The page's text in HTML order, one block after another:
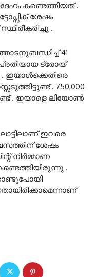
കണ്ടെത്തിയത് .
ശേഷം
.
41
ട്രോയ്
ഇയാള്‍ക്കെതിരെ
. 750,000
. ഇയാളെ ലിയോണ്‍
ലോട്ടിലാണ് ഇവരെ
ശേഷം
നിര്‍മ്മാണ
.